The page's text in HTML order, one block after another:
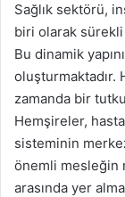
Sağlık sektörü,
biri olarak
Bu dinamik
oluşturmaktadır.
zamanda bir
Hemşireler,
sisteminin
önemli mesleğin
arasında yer